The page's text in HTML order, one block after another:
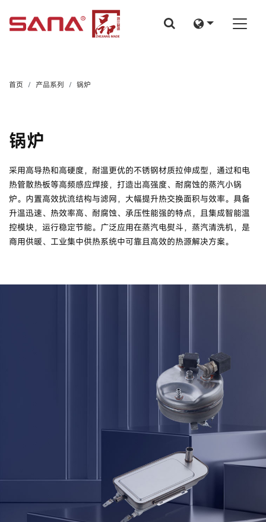
首页 产品系列 锅炉
锅炉
采用高导热和高硬度，耐温更优的不锈钢材质拉伸成型，通过和电
热管散热板等高频感应焊接，打造出高强度、耐腐蚀的蒸汽小锅
炉。内置高效扰流结构与滤网，大幅提升热交换面积与效率。具备
升温迅速、热效率高、耐腐蚀、承压性能强的特点，且集成智能温
控模块，运行稳定节能。广泛应用在蒸汽电熨斗，蒸汽清洗机，是
商用供暖、工业集中供热系统中可靠且高效的热源解决方案。